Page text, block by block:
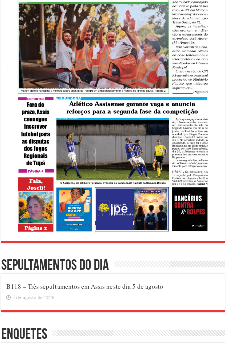
Sepultamentos do dia
B118 – Três sepultamentos em Assis neste dia 5 de agosto
5 de agosto de 2026
Enquetes